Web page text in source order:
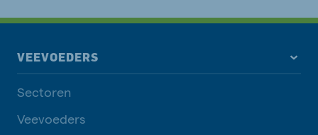
VEEVOEDERS
Sectoren
Veevoeders